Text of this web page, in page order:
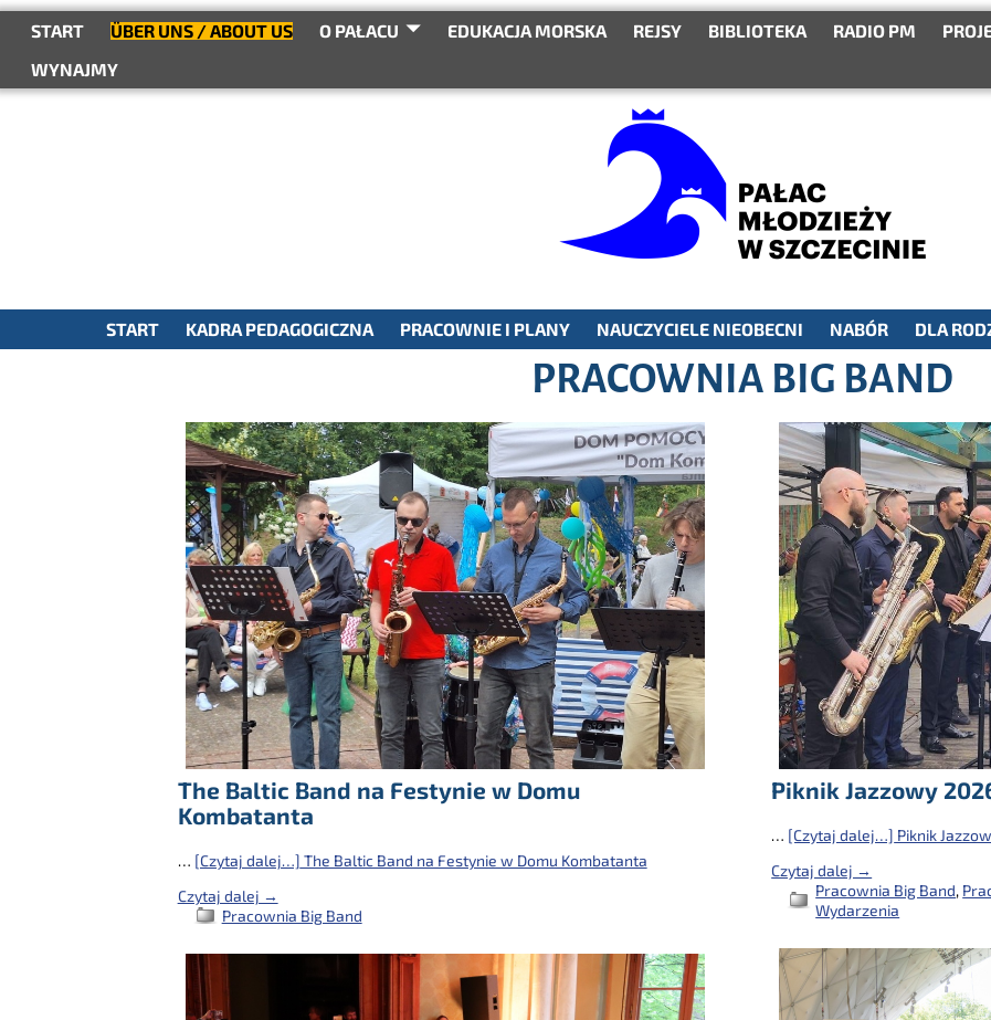
treściSTART ÜBER UNS / ABOUT US O PAŁACU EDUKACJA MORSKA REJSY BIBLIOTEKA RADIO PM
WYNAJMY
START
KADRA PEDAGOGICZNA PRACOWNIE I PLANY NAUCZYCIELE NIEOBECNI NABÓR DLA
PRACOWNIA BIG BAND
The Baltic Band na Festynie w Domu
Kombatanta
… [Czytaj dalej…] The Baltic Band na Festynie w Domu Kombatanta
Czytaj dalej →
Pracownia Big Band
Piknik Jazzowy
… [Czytaj dalej…] Piknik
Czytaj dalej →
Pracownia Big Band,
Wydarzenia